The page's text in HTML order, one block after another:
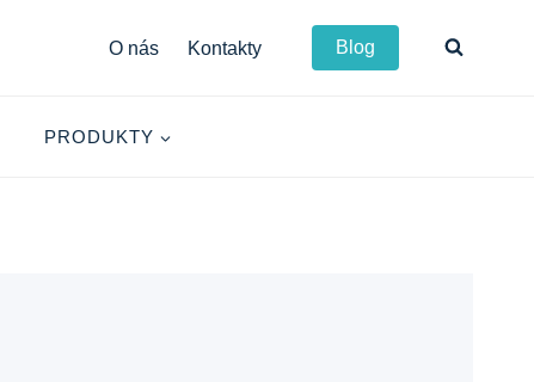
O nás Kontakty Blog
PRODUKTY